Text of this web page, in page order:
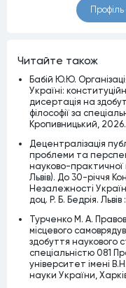
Профiль
Читайте також
Бабій Ю.Ю.
Україні:
дисертація на
філософії за
Кропивницький, 2026.
Децентралізація
проблеми та
науково-практичної
Львів). До 30-річчя
Незалежності
доц. Р. Б. Бедрія.
Турченко М. А.
місцевого
здобуття наукового
спеціальністю 081
університет імені
науки України,